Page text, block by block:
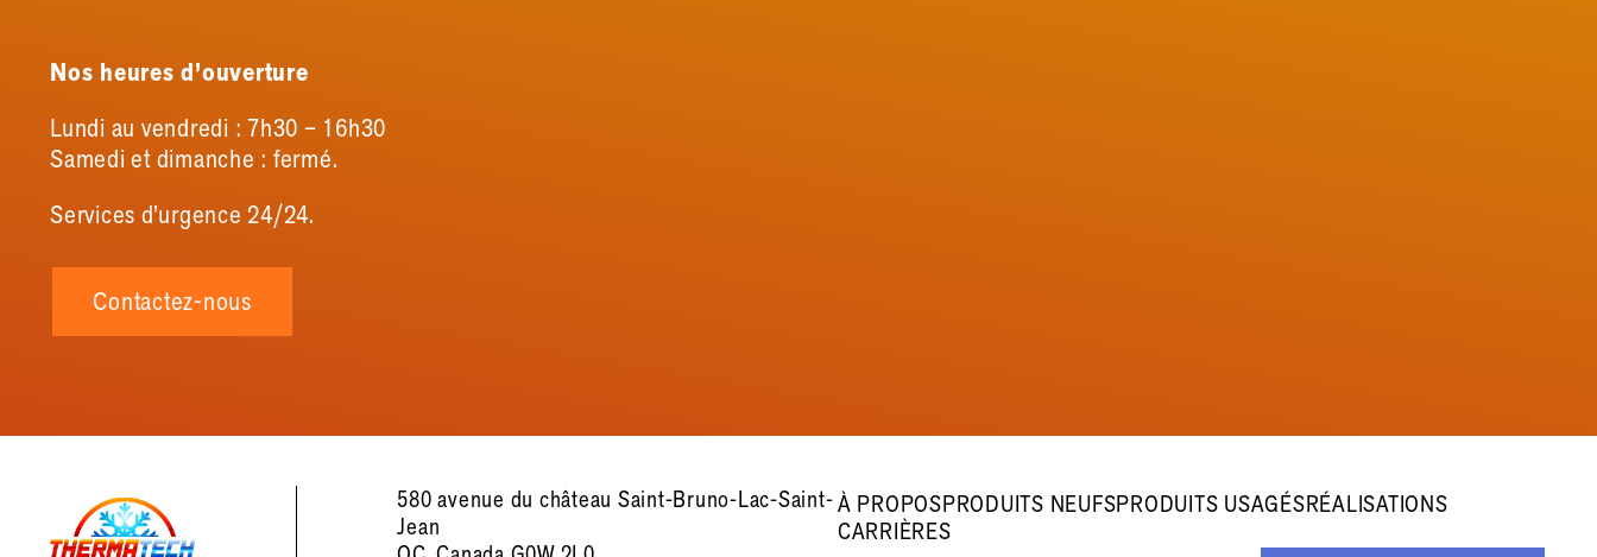
Nos heures d’ouverture
Lundi au vendredi : 7h30 – 16h30
Samedi et dimanche : fermé.
Services d’urgence 24/24.
Contactez-nous
580 avenue du château Saint-Bruno-Lac-Saint-
Jean
À PROPOSPRODUITS NEUFSPRODUITS USAGÉSRÉALISATIONS
CARRIÈRES